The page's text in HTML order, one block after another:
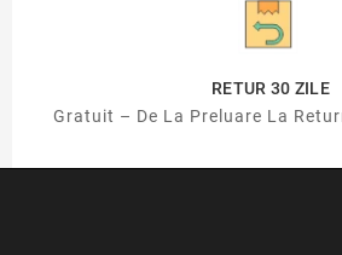
RETUR 30 ZILE
Gratuit – De La Preluare La